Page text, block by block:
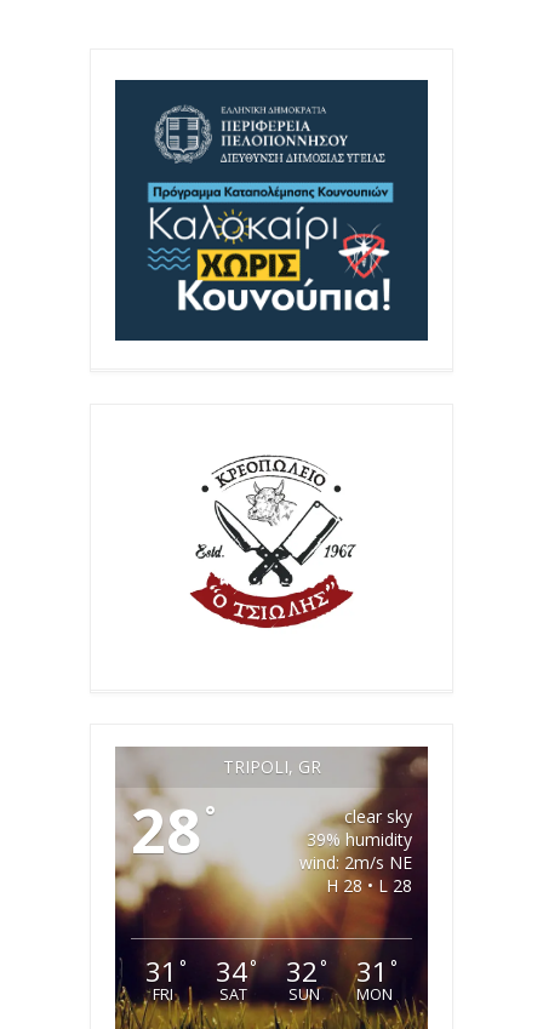
TRIPOLI, GR
28°
clear sky
39% humidity
wind: 2m/s NE
H 28 • L 28
31 °
FRI
34°
SAT
32°
SUN
31 °
MON